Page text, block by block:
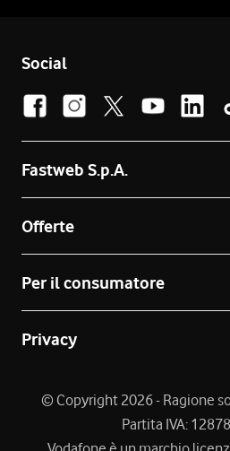
Social
Fastweb S.p.A.
Offerte
Per il consumatore
Privacy
© Copyright 2026 - Ragione
Partita IVA: